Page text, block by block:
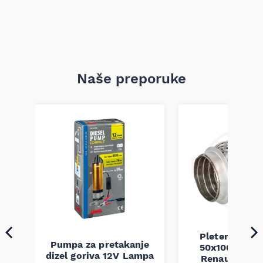
Naše preporuke
Pumpa za pretakanje
dizel goriva 12V Lampa
Pletenica
50x100 Audi
Renault